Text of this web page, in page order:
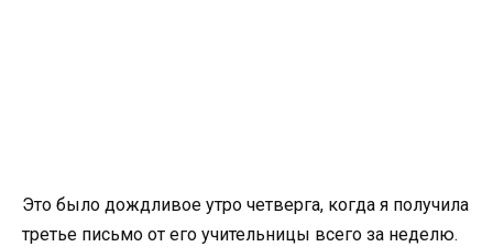
Это было дождливое утро четверга, когда я получила
третье письмо от его учительницы всего за неделю.